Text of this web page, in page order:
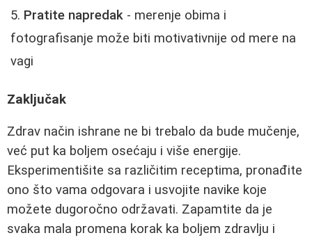
Pratite napredak - merenje obima i
fotografisanje može biti motivativnije od mere na
vagi
Zaključak
Zdrav način ishrane ne bi trebalo da bude mučenje,
već put ka boljem osećaju i više energije.
Eksperimentišite sa različitim receptima, pronađite
ono što vama odgovara i usvojite navike koje
možete dugoročno održavati. Zapamtite da je
svaka mala promena korak ka boljem zdravlju i